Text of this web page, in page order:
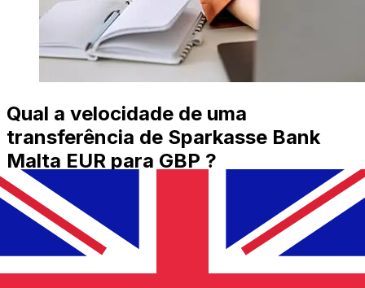
Qual a velocidade de uma
transferência de Sparkasse Bank
Malta EUR para GBP ?
Os prazos de entrega para transferências internacionais
com Sparkasse Bank Malta de Países Membros do Euro
para Reino Unido variam de acordo com o método de
pagamento e o horário da transação. Normalmente, as
dias úteis. Fatores como feriados bancários e